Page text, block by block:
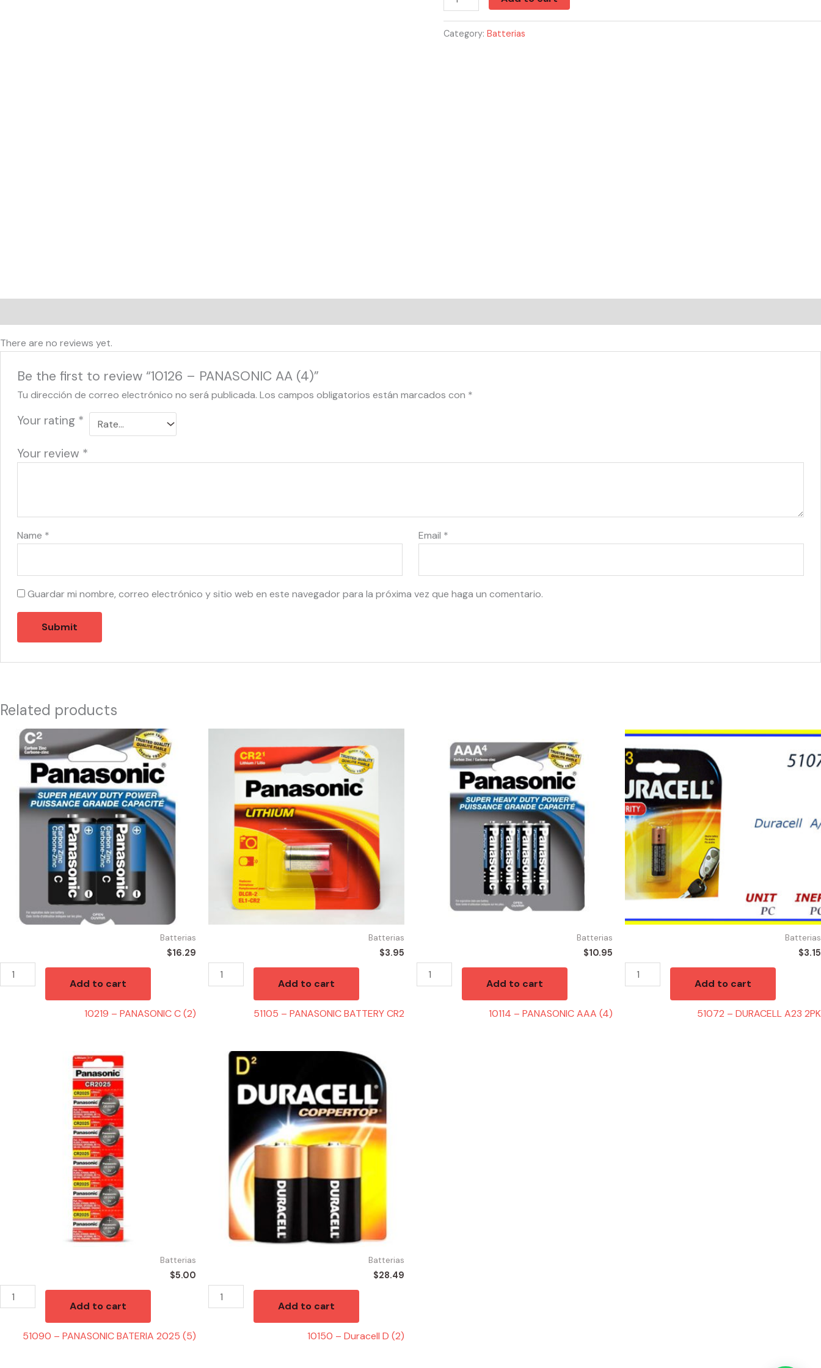
Category: Batterias
There are no reviews yet.
Be the first to review “10126 – PANASONIC AA (4)”
Tu dirección de correo electrónico no será publicada. Los campos obligatorios están marcados con *
Your rating *
Your review *
Name * Email *
Guardar mi nombre, correo electrónico y sitio web en este navegador para la próxima vez que haga un comentario.
Related products
Batterias
$16.29
10219
PANASONIC
quantity
Add to cart
10219 – PANASONIC C (2)
Batterias
$3.95
PANASONIC
quantity
Add to cart
51105 – PANASONIC BATTERY CR2
Batterias
$10.95
PANASONIC
quantity
Add to cart
10114 – PANASONIC AAA (4)
Batterias
$3.15
51072
-
DURACELL
A23
2PK
quantity
Add to cart
51072 – DURACELL A23 2PK
Batterias
$5.00
Add to cart
51090 – PANASONIC BATERIA 2025 (5)
Batterias
$28.49
10150
quantity
Add to cart
10150 – Duracell D (2)